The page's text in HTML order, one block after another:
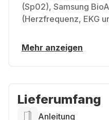
(Sp02), Samsung
(Herzfrequenz, EKG
Mehr anzeigen
Lieferumfang
Anleitung